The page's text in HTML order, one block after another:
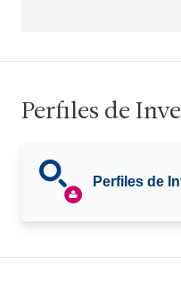
Perfiles de
Perfiles de